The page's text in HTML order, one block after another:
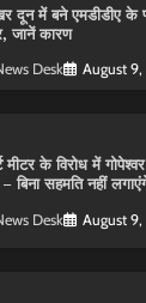
दून में बने एमडीडीए के
जानें कारण
Desk August
मीटर के विरोध में
बिना सहमति नहीं
Desk August